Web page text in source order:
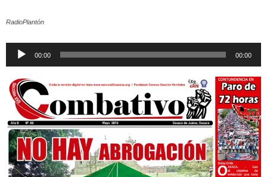
RadioPlantón
Reproductor
00:00 00:00